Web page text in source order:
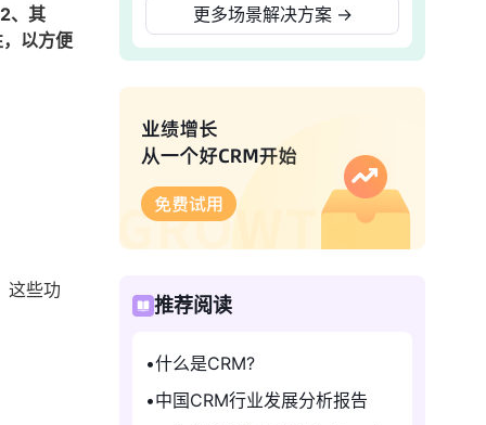
、其
以方便
这些功
更多场景解决方案 →
推荐阅读
什么是CRM?
中国CRM行业发展分析报告